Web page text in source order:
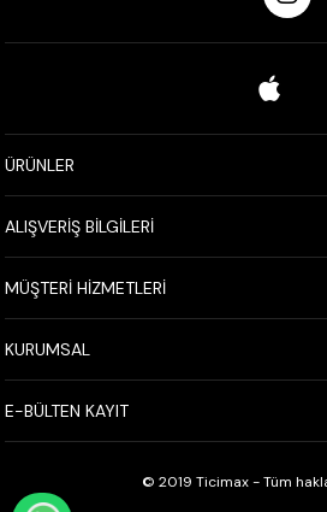
ÜRÜNLER
ALIŞVERİŞ BİLGİLERİ
MÜŞTERİ HİZMETLERİ
KURUMSAL
E-BÜLTEN KAYIT
© 2019 Ticimax - Tüm